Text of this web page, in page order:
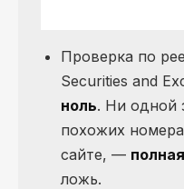
Проверка по
Securities and
ноль. Ни одной
похожих
сайте, —
ложь.